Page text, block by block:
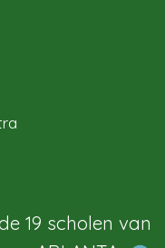
19 scholen van